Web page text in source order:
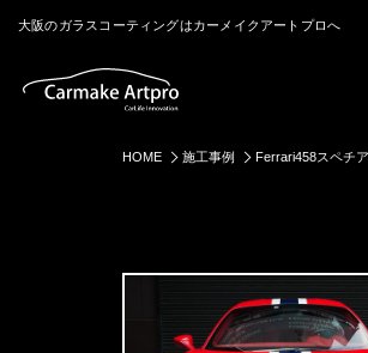
大阪のガラスコーティングはカーメイクアートプロへ
HOME 施工事例 Ferrari458スペチ